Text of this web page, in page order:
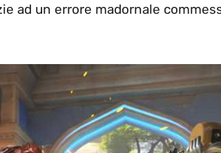
ad un errore madornale